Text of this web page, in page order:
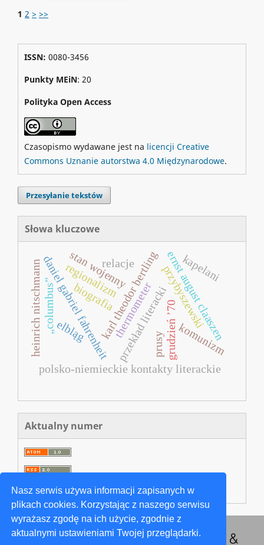
Nasz serwis używa informacji zapisanych w
plikach cookies. Korzystając z naszego serwisu
wyrażasz zgodę na ich użycie, zgodnie z
aktualnymi ustawieniami Twojej przeglądarki.
1 2 > >>
ISSN: 0080-3456
Punkty MEiN: 20
Polityka Open Access
Czasopismo wydawane jest na licencji Creative
Commons Uznanie autorstwa 4.0 Międzynarodowe.
Przesyłanie tekstów
Słowa kluczowe
prusy
karl theodor bertling
thermometer
daniel gabriel fahrenheit ernst august claaszen
polsko‑niemieckie kontakty literackie
przekład literacki
heinrich nitschmann regionalizm
grudzień ’70
biografia
stan wojenny
relacje kapelani
komunizm
przybyszewski
elbląg
„columbus”
Aktualny numer